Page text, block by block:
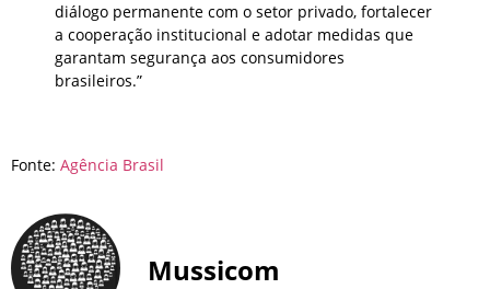
diálogo permanente com o setor privado, fortalecer
a cooperação institucional e adotar medidas que
garantam segurança aos consumidores
brasileiros.”
Fonte: Agência Brasil
Mussicom